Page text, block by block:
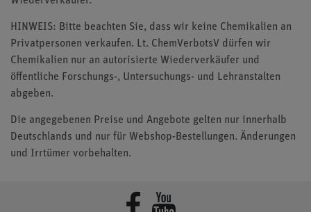
HINWEIS: Bitte beachten Sie, dass wir keine Chemikalien an
Privatpersonen verkaufen. Lt. ChemVerbotsV dürfen wir
Chemikalien nur an autorisierte Wiederverkäufer und
öffentliche Forschungs-, Untersuchungs- und Lehranstalten
abgeben.
Die angegebenen Preise und Angebote gelten nur innerhalb
Deutschlands und nur für Webshop-Bestellungen. Änderungen
und Irrtümer vorbehalten.